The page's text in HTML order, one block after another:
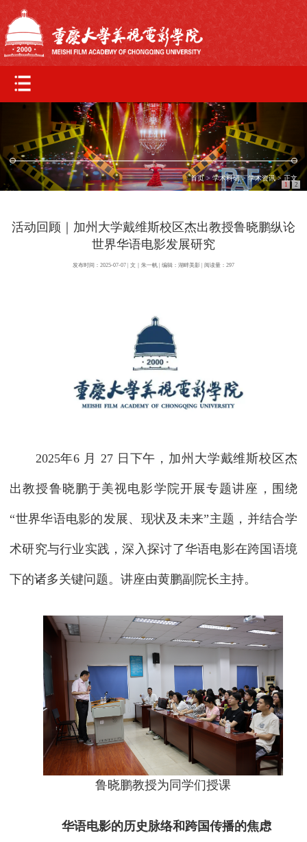
1 2
首页>学术科研>学术资讯> 正文
活动回顾｜加州大学戴维斯校区杰出教授鲁晓鹏纵论
世界华语电影发展研究
发布时间：2025-07-07 | 文｜朱一帆 | 编辑：湖畔美影 | 阅读量： 297
2025年6 月 27 日下午，加州大学戴维斯校区杰
出教授鲁晓鹏于美视电影学院开展专题讲座，围绕
“世界华语电影的发展、现状及未来”主题，并结合学
术研究与行业实践，深入探讨了华语电影在跨国语境
下的诸多关键问题。讲座由黄鹏副院长主持。
鲁晓鹏教授为同学们授课
华语电影的历史脉络和跨国传播的焦虑